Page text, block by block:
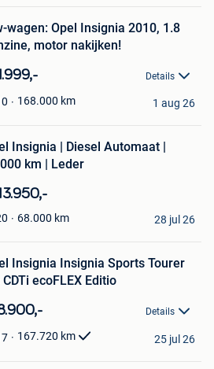
wagen: Opel Insignia 2010, 1.8
motor nakijken!
Details
168.000 km 1 aug 26
Insignia | Diesel Automaat |
km | Leder
68.000 km 28 jul 26
Insignia Insignia Sports Tourer
CDTi ecoFLEX Editio
Details
167.720 km 25 jul 26